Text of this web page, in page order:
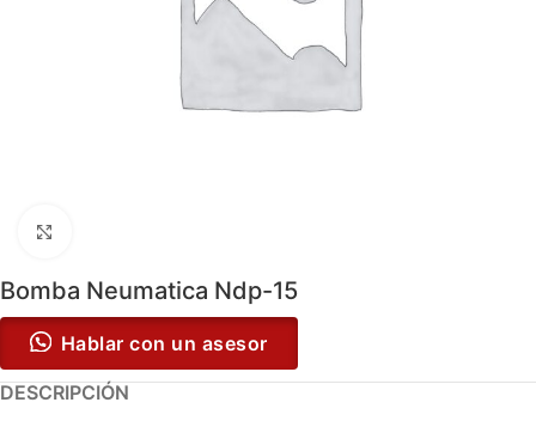
Bomba Neumatica Ndp-15
Hablar con un asesor
DESCRIPCIÓN